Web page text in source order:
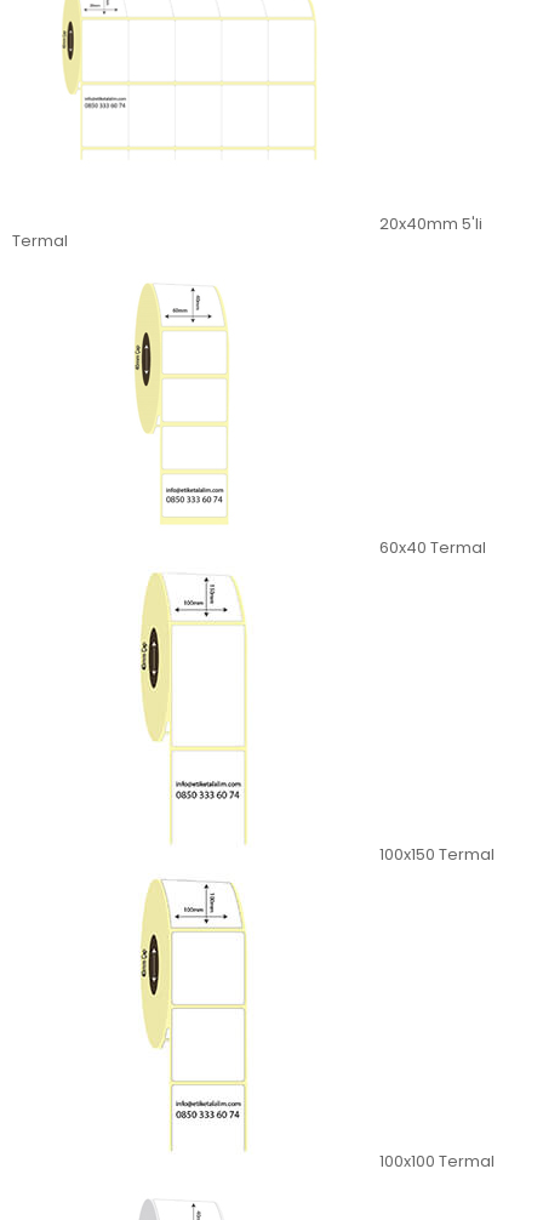
20x40mm 5'li
Termal
60x40 Termal
100x150 Termal
100x100 Termal